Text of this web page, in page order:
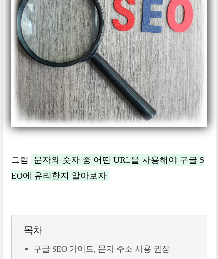
그럼
문자와 숫자 중 어떤 URL을 사용해야 구글 S
EO에 유리한지 알아보자
목차
구글 SEO 가이드, 문자 주소 사용 권장